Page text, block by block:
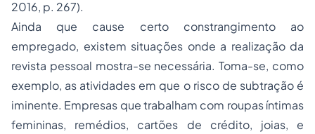
2016, p. 267).
Ainda que cause certo constrangimento ao
empregado, existem situações onde a realização da
revista pessoal mostra-se necessária. Toma-se, como
exemplo, as atividades em que o risco de subtração é
iminente. Empresas que trabalham com roupas íntimas
femininas, remédios, cartões de crédito, joias, e